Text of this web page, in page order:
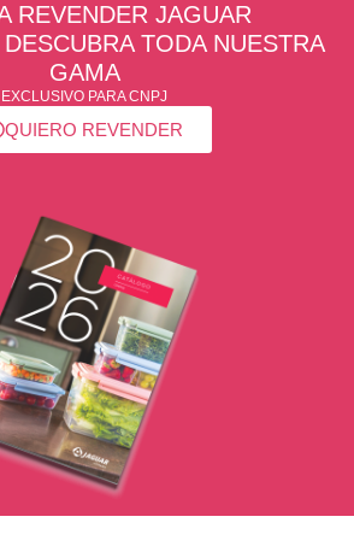
REVENDER JAGUAR
TODA NUESTRA
GAMA
EXCLUSIVO PARA CNPJ
QUIERO REVENDER